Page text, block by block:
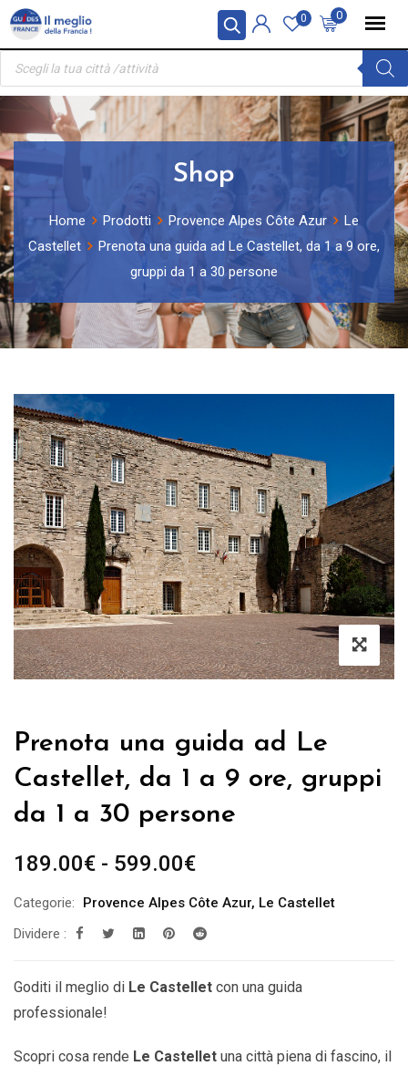
Pannello di gestione dei cookies
Skip
content
0
0
Ricerca
prodotti
Shop
Home Prodotti Provence Alpes Côte Azur
Le
Castellet
Prenota una guida ad Le Castellet, da 1 a 9 ore,
gruppi da 1 a 30 persone
Prenota una guida ad Le
Castellet, da 1 a 9 ore, gruppi
da 1 a 30 persone
189.00€ - 599.00€Fascia
prezzo:
da
a
Categorie: Provence Alpes Côte Azur, Le Castellet
Dividere :
Goditi il ​​meglio di Le Castellet con una guida
professionale!
Scopri cosa rende Le Castellet una città piena di fascino, il